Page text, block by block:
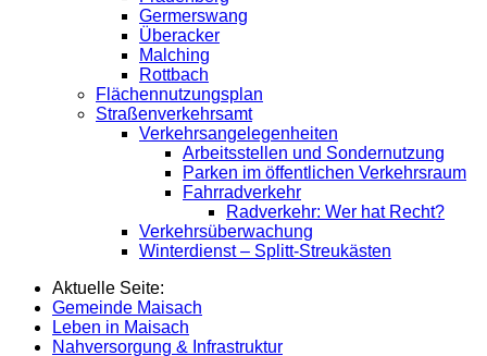
Germerswang
Überacker
Malching
Rottbach
Flächennutzungsplan
Straßenverkehrsamt
Verkehrsangelegenheiten
Arbeitsstellen und Sondernutzung
Parken im öffentlichen Verkehrsraum
Fahrradverkehr
Radverkehr: Wer hat Recht?
Verkehrsüberwachung
Winterdienst – Splitt-Streukästen
Aktuelle Seite:
Gemeinde Maisach
Leben in Maisach
Nahversorgung & Infrastruktur